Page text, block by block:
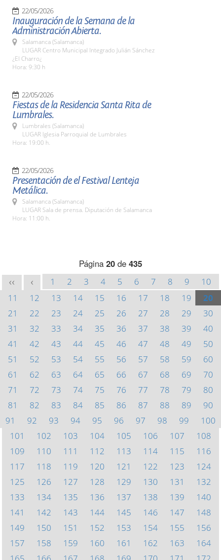
22/05/2026
Inauguración de la Semana de la
Administración Abierta.
Salamanca (Salamanca)
LUGAR Centro Municipal Integrado Julián Sánchez
¿El Charro¿
Hora: 9:30 h
22/05/2026
Fiestas de la Residencia Santa Rita de
Lumbrales.
Lumbrales (Salamanca)
LUGAR Iglesia Parroquial de Lumbrales
Hora: 19:00 h.
22/05/2026
Presentación de el Festival Lenteja
Metálica.
Salamanca (Salamanca)
LUGAR Sala de prensa. Diputación de Salamanca
Hora: 11:00 h.
Página 20 de 435
<< < 1 2 3 4 5 6 7 8 9
10
11
12 13 14 15 16 17 18 19
20
21
22 23 24 25 26 27 28 29
30
31
32 33 34 35 36 37 38 39
40
41
42 43 44 45 46 47 48 49
50
51
52 53 54 55 56 57 58 59
60
61
62 63 64 65 66 67 68 69
70
71
72 73 74 75 76 77 78 79
80
81
82 83 84 85 86 87 88 89
90
91
92 93 94 95 96 97 98 99
100
101
102 103 104 105 106 107
108
109
110 111 112 113 114 115
116
117
118 119 120 121 122 123
124
125
126 127 128 129 130 131
132
133
134 135 136 137 138 139
140
141
142 143 144 145 146 147
148
149
150 151 152 153 154 155
156
157
158 159 160 161 162 163
164